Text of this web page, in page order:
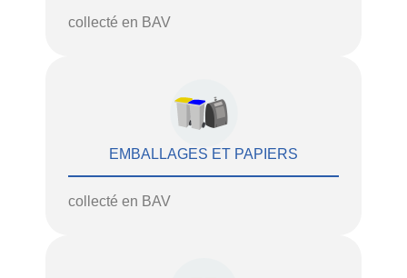
collecté en BAV
EMBALLAGES ET PAPIERS
collecté en BAV